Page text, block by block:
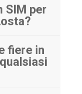
SIM per
fiere in